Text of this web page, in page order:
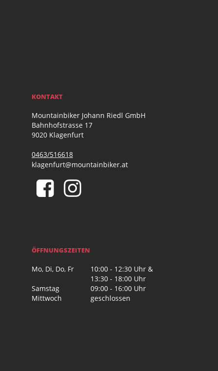
KONTAKT
Mountainbiker Johann Riedl GmbH
Bahnhofstrasse 17
9020 Klagenfurt
0463/516618
klagenfurt@mountainbiker.at
ÖFFNUNGSZEITEN
Mo, Di, Do, Fr
10:00 - 12:30 Uhr &
13:30 - 18:00 Uhr
Samstag
09:00 - 16:00 Uhr
Mittwoch
geschlossen